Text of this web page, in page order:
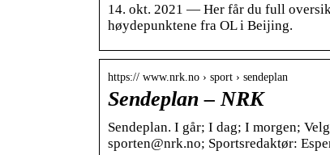
14. okt. 2021 — Her får du full
høydepunktene fra OL i Beijing.
https:// www.nrk.no › sport › sendeplan
Sendeplan – NRK
Sendeplan. I går; I dag; I morgen;
sporten@nrk.no; Sportsredaktør: